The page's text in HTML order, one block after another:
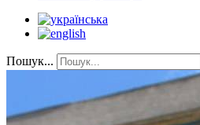
Пошук...